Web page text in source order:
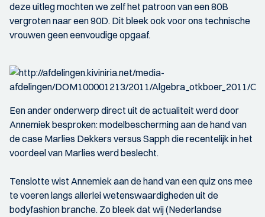
deze uitleg mochten we zelf het patroon van een 80B
vergroten naar een 90D. Dit bleek ook voor ons technische
vrouwen geen eenvoudige opgaaf.
Een ander onderwerp direct uit de actualiteit werd door
Annemiek besproken: modelbescherming aan de hand van
de case Marlies Dekkers versus Sapph die recentelijk in het
voordeel van Marlies werd beslecht.
Tenslotte wist Annemiek aan de hand van een quiz ons mee
te voeren langs allerlei wetenswaardigheden uit de
bodyfashion branche. Zo bleek dat wij (Nederlandse